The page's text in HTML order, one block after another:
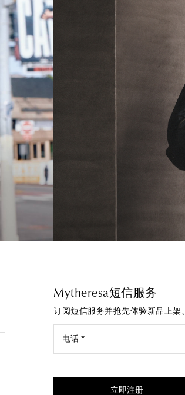
Mytheresa短信服务
订阅短信服务并抢先体验新品上架
电话 *
立即注册